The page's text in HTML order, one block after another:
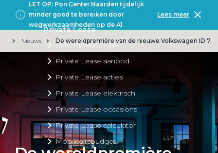
Private Lease
Over Private Lease
Private Lease aanbod
Private Lease acties
Private Lease elektrisch
Private Lease occasions
Private Lease calculator
Mobiliteitsbudget
LET OP: Pon Center Naarden tijdelijk
minder goed te bereiken door
wegwerkzaamheden op de A1
Lees meer
Nieuws De wereldpremière van de nieuwe Volkswagen ID.7